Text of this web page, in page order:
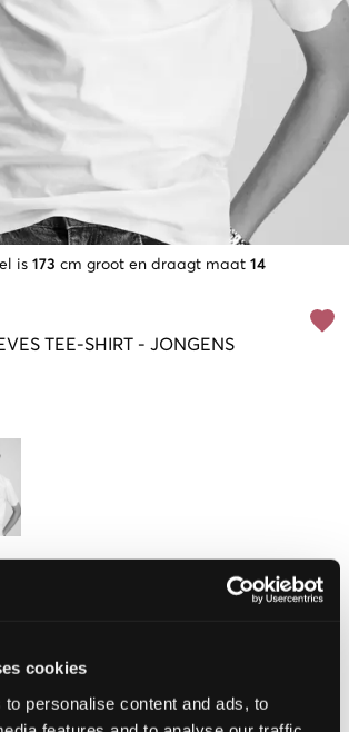
cookies
personalise content and ads, to
is 173 cm groot en draagt maat 14
TEE-SHIRT - JONGENS